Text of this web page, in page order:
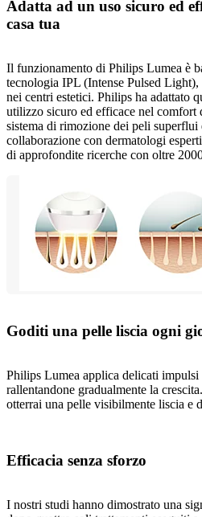
Adatta ad un uso sicuro ed
casa tua
Il funzionamento di Philips Lumea è
tecnologia IPL (Intense Pulsed
nei centri estetici. Philips ha adattato
utilizzo sicuro ed efficace nel comfort
sistema di rimozione dei peli superflui
collaborazione con dermatologi
di approfondite ricerche con oltre
Goditi una pelle liscia ogni
Philips Lumea applica delicati
rallentandone gradualmente la
otterrai una pelle visibilmente liscia e
Efficacia senza sforzo
I nostri studi hanno dimostrato una